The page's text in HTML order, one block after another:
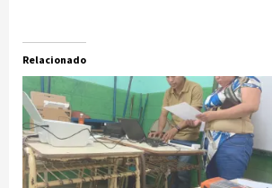
Relacionado